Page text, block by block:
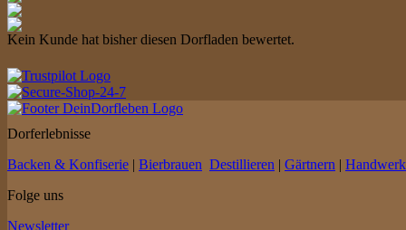
Kein Kunde hat bisher diesen Dorfladen bewertet.
Dorferlebnisse
Backen & Konfiserie
Bierbrauen Destillieren Gärtnern Handwerk
Folge uns
Newsletter